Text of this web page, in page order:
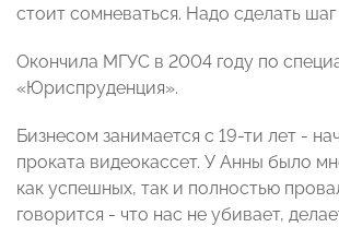
стоит сомневаться. Надо сделать
Окончила МГУС в 2004 году по
«Юриспруденция».
Бизнесом занимается с 19-ти лет -
проката видеокассет. У Анны было
как успешных, так и полностью
говорится - что нас не убивает,